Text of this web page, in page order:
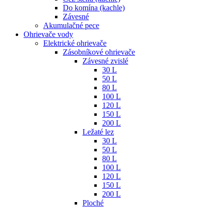
Do komína (kachle)
Závesné
Akumulačné pece
Ohrievače vody
Elektrické ohrievače
Zásobníkové ohrievače
Závesné zvislé
30 L
50 L
80 L
100 L
120 L
150 L
200 L
Ležaté lez
30 L
50 L
80 L
100 L
120 L
150 L
200 L
Ploché